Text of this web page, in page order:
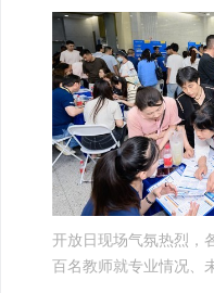
开放日现场气氛热烈，
百名教师就专业情况、